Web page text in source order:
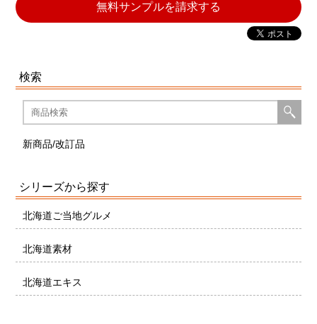
無料サンプルを請求する
検索
新商品/改訂品
シリーズから探す
北海道ご当地グルメ
北海道素材
北海道エキス